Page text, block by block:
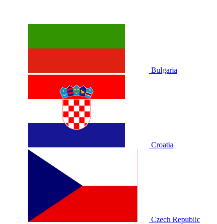
Bulgaria
Croatia
Czech Republic